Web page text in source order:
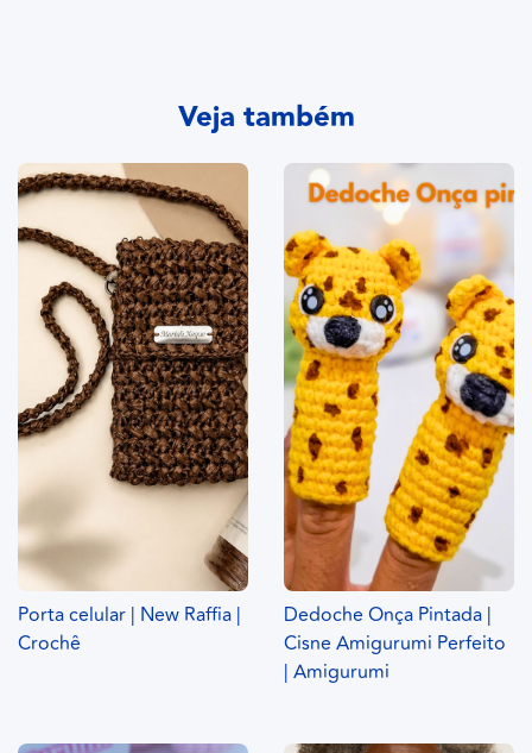
Veja também
Porta celular | New Raffia |
Crochê
Dedoche Onça Pintada |
Cisne Amigurumi Perfeito
| Amigurumi